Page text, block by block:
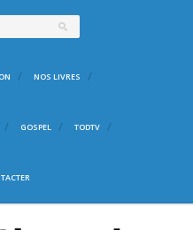
NOS LIVRES
GOSPEL TODTV